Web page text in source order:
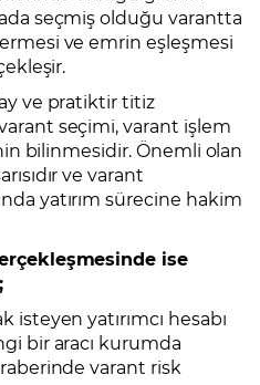
seçmiş olduğu varantta
ve emrin eşleşmesi
ve pratiktir titiz
seçimi, varant işlem
bilinmesidir. Önemli olan
ve varant
yatırım sürecine hakim
ise
yatırımcı hesabı
bir aracı kurumda
varant risk